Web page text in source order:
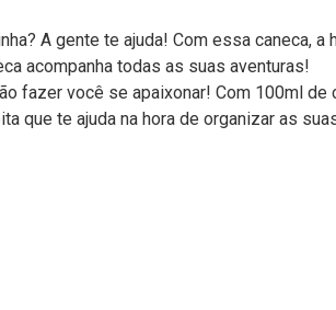
A gente te ajuda! Com essa caneca,
acompanha todas as suas aventuras!
fazer você se apaixonar! Com 100ml
que te ajuda na hora de organizar as